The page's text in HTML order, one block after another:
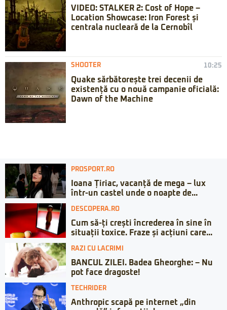
VIDEO: STALKER 2: Cost of Hope –
Location Showcase: Iron Forest și
centrala nucleară de la Cernobîl
SHOOTER 10:25
Quake sărbătorește trei decenii de
existență cu o nouă campanie oficială:
Dawn of the Machine
PROSPORT.RO
Ioana Țiriac, vacanță de mega – lux
într-un castel unde o noapte de...
DESCOPERA.RO
Cum să-ți crești încrederea în sine în
situații toxice. Fraze și acțiuni care...
RAZI CU LACRIMI
BANCUL ZILEI. Badea Gheorghe: – Nu
pot face dragoste!
TECHRIDER
Anthropic scapă pe internet „din